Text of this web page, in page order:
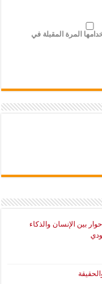
المرة المقبلة في
بين الإنسان والذكاء